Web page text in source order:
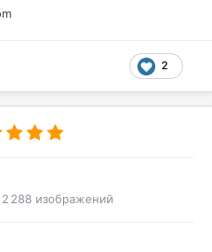
2
2 288 изображений